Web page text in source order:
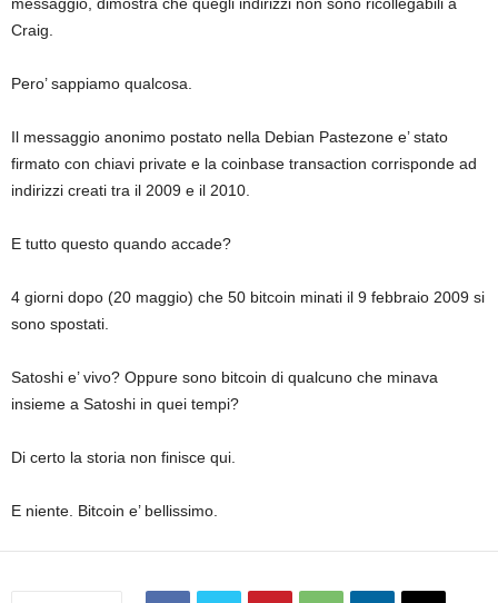
Craig.
Pero’ sappiamo qualcosa.
Il messaggio anonimo postato nella Debian Pastezone e’ stato
firmato con chiavi private e la coinbase transaction corrisponde ad
indirizzi creati tra il 2009 e il 2010.
E tutto questo quando accade?
4 giorni dopo (20 maggio) che 50 bitcoin minati il 9 febbraio 2009 si
sono spostati.
Satoshi e’ vivo? Oppure sono bitcoin di qualcuno che minava
insieme a Satoshi in quei tempi?
Di certo la storia non finisce qui.
E niente. Bitcoin e’ bellissimo.